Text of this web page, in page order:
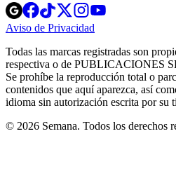
Opens
in
new
Opens
in
new
Opens
in
new
window
Opens
new
windowwindow
Aviso de Privacidad
new
window
Todas las marcas registradas son
respectiva o de PUBLICACIONES
Se prohíbe la reproducción total o
contenidos que aquí aparezca, así
idioma sin autorización escrita por su
© 2026 Semana. Todos los derechos